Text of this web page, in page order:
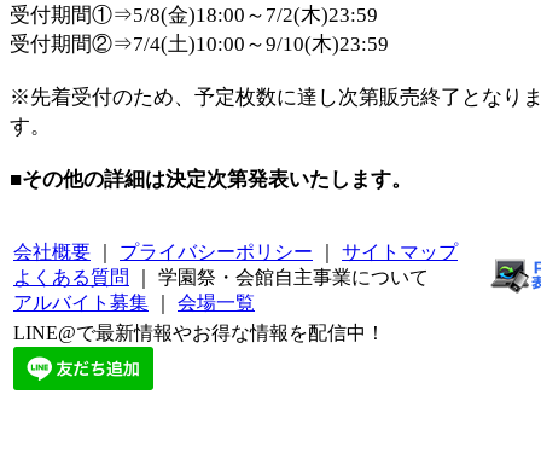
受付期間①⇒5/8(金)18:00～7/2(木)23:59
受付期間②⇒7/4(土)10:00～9/10(木)23:59
※先着受付のため、予定枚数に達し次第販売終了となり
す。
■その他の詳細は決定次第発表いたします。
会社概要 プライバシーポリシー
サイトマップ
よくある質問
｜ 学園祭・会館自主事業について
アルバイト募集
会場一覧
LINE@で最新情報やお得な情報を配信中！